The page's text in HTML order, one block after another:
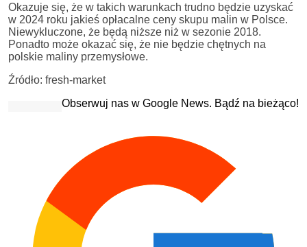
Okazuje się, że w takich warunkach trudno będzie uzyskać
w 2024 roku jakieś opłacalne ceny skupu malin w Polsce.
Niewykluczone, że będą niższe niż w sezonie 2018.
Ponadto może okazać się, że nie będzie chętnych na
polskie maliny przemysłowe.
Źródło: fresh-market
Obserwuj nas w Google News. Bądź na bieżąco!